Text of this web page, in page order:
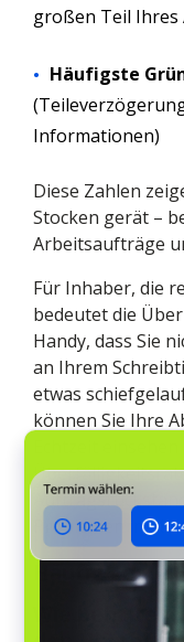
großen Teil Ihres
Häufigste
Informationen)
Diese Zahlen
Stocken gerät –
Arbeitsaufträge
Für Inhaber, die
bedeutet die
Handy, dass Sie
an Ihrem
etwas
können Sie Ihre
Problemen im
Häufig
Wie behalte